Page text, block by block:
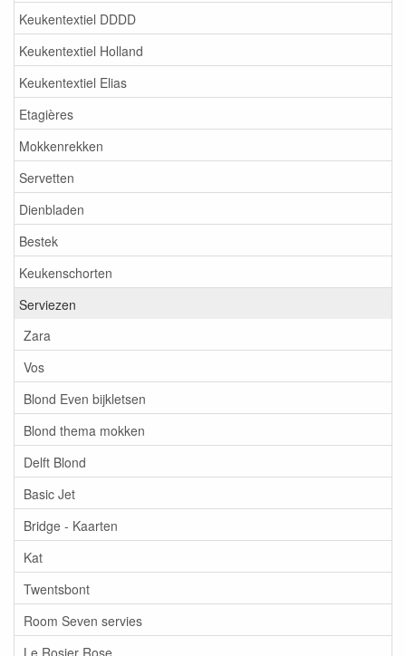
Keukentextiel DDDD
Keukentextiel Holland
Keukentextiel Elias
Etagières
Mokkenrekken
Servetten
Dienbladen
Bestek
Keukenschorten
Serviezen
Zara
Vos
Blond Even bijkletsen
Blond thema mokken
Delft Blond
Basic Jet
Bridge - Kaarten
Kat
Twentsbont
Room Seven servies
Le Rosier Rose